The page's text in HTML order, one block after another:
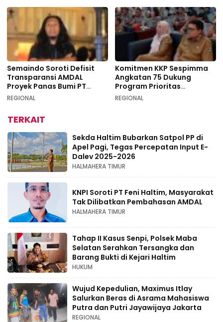
Semaindo Soroti Defisit
Transparansi AMDAL
Proyek Panas Bumi PT
Geodipa Energi di
REGIONAL
Komitmen KKP Sespimma
Angkatan 75 Dukung
Program Prioritas
Swasembada Pangan
REGIONAL
TERKAIT
Sekda Haltim Bubarkan Satpol PP di
Apel Pagi, Tegas Percepatan Input E-
Dalev 2025-2026
HALMAHERA TIMUR
KNPI Soroti PT Feni Haltim, Masyarakat
Tak Dilibatkan Pembahasan AMDAL
HALMAHERA TIMUR
Tahap II Kasus Senpi, Polsek Maba
Selatan Serahkan Tersangka dan
Barang Bukti di Kejari Haltim
HUKUM
Wujud Kepedulian, Maximus Itlay
Salurkan Beras di Asrama Mahasiswa
Putra dan Putri Jayawijaya Jakarta
REGIONAL